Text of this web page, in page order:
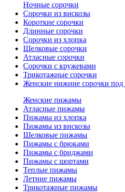
Ночные сорочки
Сорочки из вискозы
Короткие сорочки
Длинные сорочки
Сорочки из хлопка
Шелковые сорочки
Атласные сорочки
Сорочки с кружевами
Трикотажные сорочки
Женские нижние сорочки под
Женские пижамы
Атласные пижамы
Пижамы из хлопка
Пижамы из вискозы
Шелковые пижамы
Пижамы с брюками
Пижамы с бриджами
Пижамы с шортами
Теплые пижамы
Летние пижамы
Трикотажные пижамы